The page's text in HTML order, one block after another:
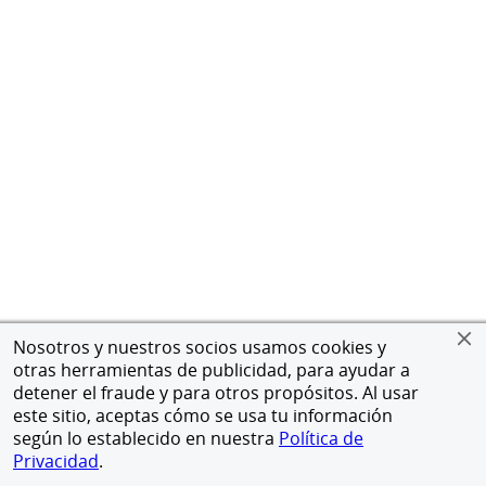
Nosotros y nuestros socios usamos cookies y
otras herramientas de publicidad, para ayudar a
detener el fraude y para otros propósitos. Al usar
este sitio, aceptas cómo se usa tu información
según lo establecido en nuestra Política de
Privacidad.